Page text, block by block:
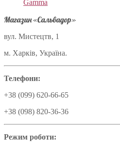
Gamma
Магазин «Сальвадор»
вул. Мистецтв, 1
м. Харків, Україна.
Телефони:
+38 (099) 620-66-65
+38 (098) 820-36-36
Режим роботи: